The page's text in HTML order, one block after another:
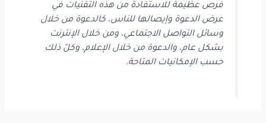
فرص عظيمة للاستفادة من هذه التقنيات في
عرض الدعوة وإيصالها للناس، كالدعوة من خلال
وسائل التواصل الاجتماعي، ومن خلال الإنترنت
بشكل عام، والدعوة من خلال الإعلام، وكلّ ذلك
حسب الإمكانيات المتاحة.